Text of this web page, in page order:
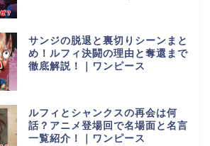
サンジの脱退と裏切りシーンまと
め！ルフィ決闘の理由と奪還まで
徹底解説！｜ワンピース
ルフィとシャンクスの再会は何
話？アニメ登場回で名場面と名言
一覧紹介！｜ワンピース